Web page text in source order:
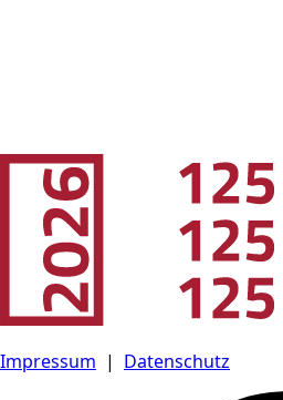
Impressum | Datenschutz